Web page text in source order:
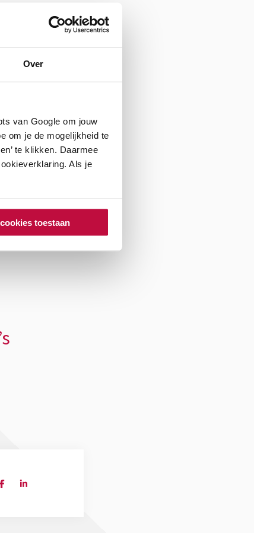
Over
van Google om jouw
om je de mogelijkheid te
te klikken. Daarmee
Als je
toestaan
van lessen
die voortkomt
gesprek te
waar de school